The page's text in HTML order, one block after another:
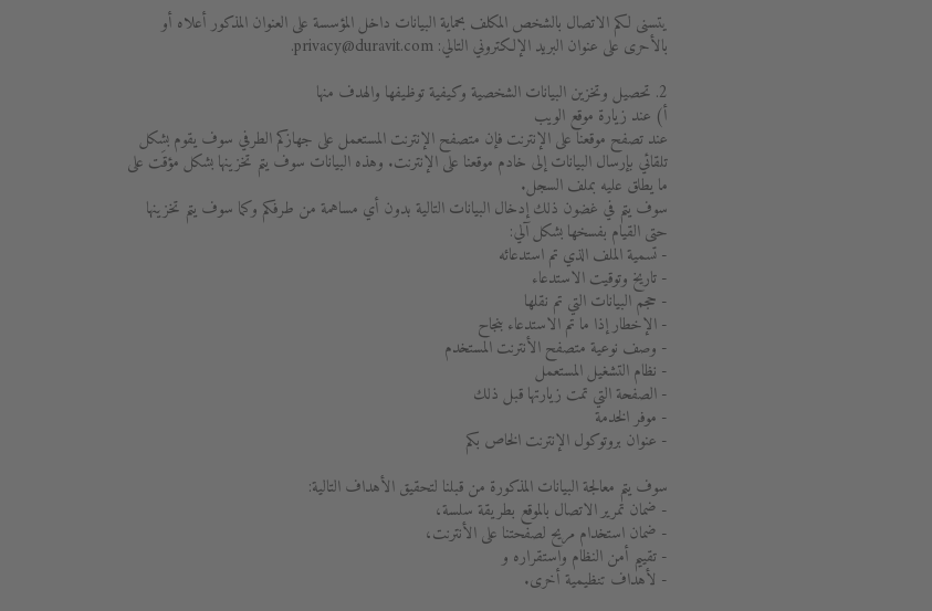
يتسنى لكم الاتصال بالشخص المكلف بحماية البيانات داخل المؤسسة على العنوان المذكور أعلاه أو
بالأحرى على عنوان البريد الإلكتروني التالي: privacy@duravit.com.
2. تحصيل وتخزين البيانات الشخصية وكيفية توظيفها والهدف منها
أ) عند زيارة موقع الويب
عند تصفح موقعنا على الإنترنت فإن متصفح الإنترنت المستعمل على جهازكم الطرفي سوف يقوم بشكل
تلقائي بإرسال البيانات إلى خادم موقعنا على الإنترنت. وهذه البيانات سوف يتم تخزينها بشكل مؤقَت على
ما يطلق عليه بملف السجل.
سوف يتم في غضون ذلك إدخال البيانات التالية بدون أي مساهمة من طرفكم وكما سوف يتم تخزينها
حتى القيام بفسخها بشكل آلي:
- تسمية الملف الذي تم استدعائه
- تاريخ وتوقيت الاستدعاء
- حجم البيانات التي تم نقلها
- الإخطار إذا ما تم الاستدعاء بنجاح
- وصف نوعية متصفح الأنترنت المستخدم
- نظام التشغيل المستعمل
- الصفحة التي تمت زيارتها قبل ذلك
- موفر الخدمة
- عنوان بروتوكول الإنترنت الخاص بكم
سوف يتم معالجة البيانات المذكورة من قبلنا لتحقيق الأهداف التالية:
- ضمان تمرير الاتصال بالموقع بطريقة سلسة،
- ضمان استخدام مريح لصفحتنا على الأنترنت،
- تقييم أمن النظام واستقراره و
- لأهداف تنظيمية أخرى.